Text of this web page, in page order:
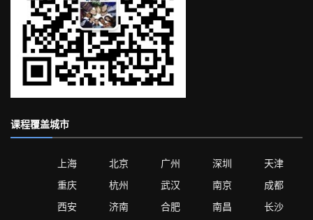
课程覆盖城市
上海 北京 广州 深圳
天津
重庆
杭州 武汉 南京
成都
西安
济南 合肥 南昌
长沙